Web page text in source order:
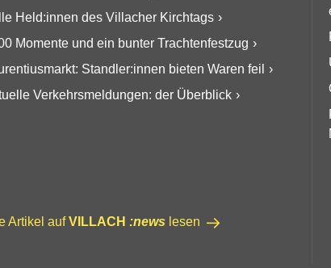
Held:innen des Villacher Kirchtags
Momente und ein bunter Trachtenfestzug
Standler:innen bieten Waren feil
Verkehrsmeldungen: der Überblick
Artikel aufVILLACH :news lesen